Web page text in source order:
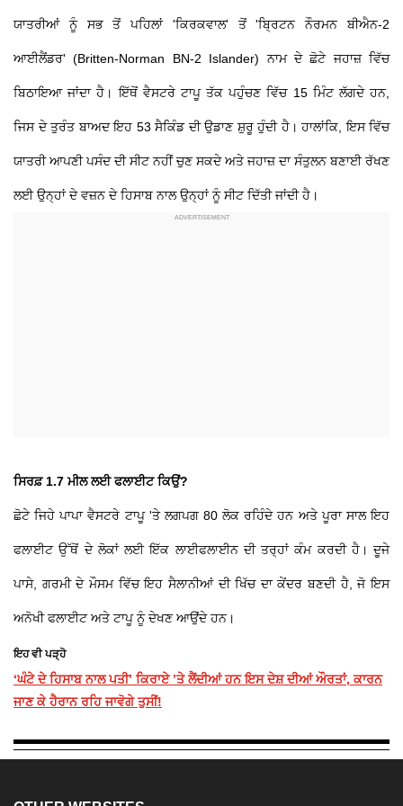
ਯਾਤਰੀਆਂ ਨੂੰ ਸਭ ਤੋਂ ਪਹਿਲਾਂ 'ਕਿਰਕਵਾਲ' ਤੋਂ 'ਬ੍ਰਿਟਨ ਨੌਰਮਨ ਬੀਐਨ-2
ਆਈਲੈਂਡਰ' (Britten-Norman BN-2 Islander) ਨਾਮ ਦੇ ਛੋਟੇ ਜਹਾਜ਼ ਵਿੱਚ
ਬਿਠਾਇਆ ਜਾਂਦਾ ਹੈ। ਇੱਥੋਂ ਵੈਸਟਰੇ ਟਾਪੂ ਤੱਕ ਪਹੁੰਚਣ ਵਿੱਚ 15 ਮਿੰਟ ਲੱਗਦੇ ਹਨ,
ਜਿਸ ਦੇ ਤੁਰੰਤ ਬਾਅਦ ਇਹ 53 ਸੈਕਿੰਡ ਦੀ ਉਡਾਣ ਸ਼ੁਰੂ ਹੁੰਦੀ ਹੈ। ਹਾਲਾਂਕਿ, ਇਸ ਵਿੱਚ
ਯਾਤਰੀ ਆਪਣੀ ਪਸੰਦ ਦੀ ਸੀਟ ਨਹੀਂ ਚੁਣ ਸਕਦੇ ਅਤੇ ਜਹਾਜ਼ ਦਾ ਸੰਤੁਲਨ ਬਣਾਈ ਰੱਖਣ
ਲਈ ਉਨ੍ਹਾਂ ਦੇ ਵਜ਼ਨ ਦੇ ਹਿਸਾਬ ਨਾਲ ਉਨ੍ਹਾਂ ਨੂੰ ਸੀਟ ਦਿੱਤੀ ਜਾਂਦੀ ਹੈ।
ਸਿਰਫ਼ 1.7 ਮੀਲ ਲਈ ਫਲਾਈਟ ਕਿਉਂ?
ਛੋਟੇ ਜਿਹੇ ਪਾਪਾ ਵੈਸਟਰੇ ਟਾਪੂ 'ਤੇ ਲਗਪਗ 80 ਲੋਕ ਰਹਿੰਦੇ ਹਨ ਅਤੇ ਪੂਰਾ ਸਾਲ ਇਹ
ਫਲਾਈਟ ਉੱਥੋਂ ਦੇ ਲੋਕਾਂ ਲਈ ਇੱਕ ਲਾਈਫਲਾਈਨ ਦੀ ਤਰ੍ਹਾਂ ਕੰਮ ਕਰਦੀ ਹੈ। ਦੂਜੇ
ਪਾਸੇ, ਗਰਮੀ ਦੇ ਮੌਸਮ ਵਿੱਚ ਇਹ ਸੈਲਾਨੀਆਂ ਦੀ ਖਿੱਚ ਦਾ ਕੇਂਦਰ ਬਣਦੀ ਹੈ, ਜੋ ਇਸ
ਅਨੋਖੀ ਫਲਾਈਟ ਅਤੇ ਟਾਪੂ ਨੂੰ ਦੇਖਣ ਆਉਂਦੇ ਹਨ।
ਇਹ ਵੀ ਪੜ੍ਹੋ
‘ਘੰਟੇ ਦੇ ਹਿਸਾਬ ਨਾਲ ਪਤੀ’ ਕਿਰਾਏ ’ਤੇ ਲੈਂਦੀਆਂ ਹਨ ਇਸ ਦੇਸ਼ ਦੀਆਂ ਔਰਤਾਂ, ਕਾਰਨ
ਜਾਣ ਕੇ ਹੈਰਾਨ ਰਹਿ ਜਾਵੋਗੇ ਤੁਸੀਂ!